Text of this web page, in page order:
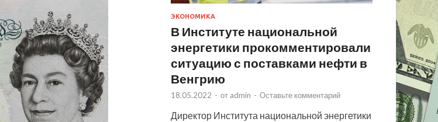
ЭКОНОМИКА
В Институте национальной
энергетики прокомментировали
ситуацию с поставками нефти в
Венгрию
18.05.2022 - от admin - Оставьте комментарий
Директор Института национальной энергетики